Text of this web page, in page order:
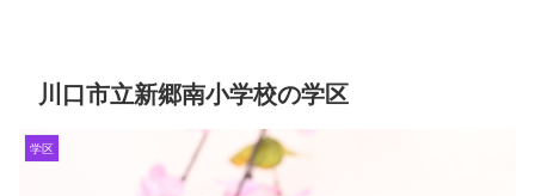
川口市立新郷南小学校の学区
学区